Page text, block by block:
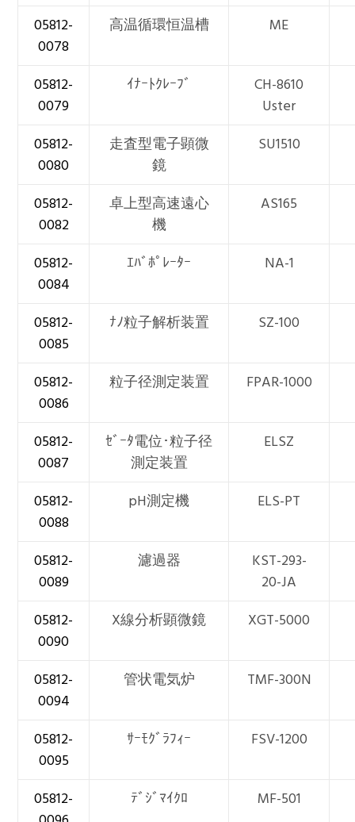
05812-
0078
高温循環恒温槽 ME
05812-
0079
ｲﾅｰﾄｸﾚｰﾌﾞ
CH-8610
Uster
05812-
0080
走査型電子顕微
鏡
SU1510
05812-
0082
卓上型高速遠心
機
AS165
05812-
0084
ｴﾊﾞﾎﾟﾚｰﾀｰ NA-1
05812-
0085
ﾅﾉ粒子解析装置 SZ-100
05812-
0086
粒子径測定装置 FPAR-1000
05812-
0087
ｾﾞｰﾀ電位･粒子径
測定装置
ELSZ
05812-
0088
pH測定機 ELS-PT
05812-
0089
濾過器
KST-293-
20-JA
05812-
0090
X線分析顕微鏡 XGT-5000
05812-
0094
管状電気炉 TMF-300N
05812-
0095
ｻｰﾓｸﾞﾗﾌｨｰ FSV-1200
05812-
ﾃﾞｼﾞﾏｲｸﾛ MF-501